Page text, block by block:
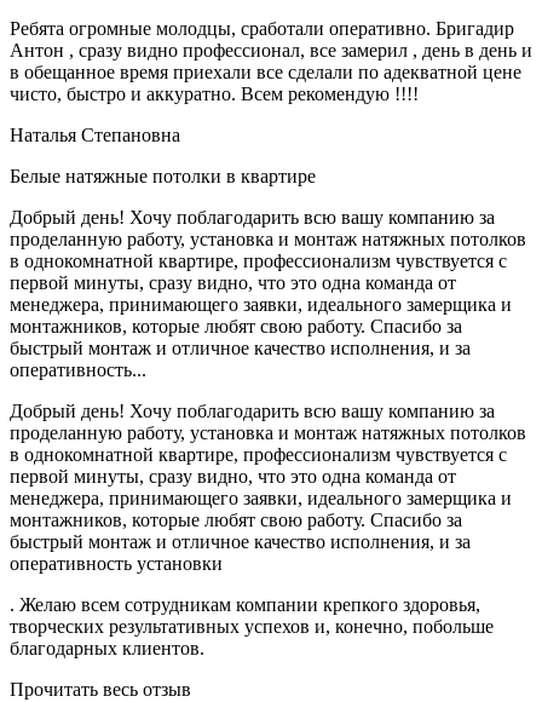
Ребята огромные молодцы, сработали оперативно. Бригадир
Антон , сразу видно профессионал, все замерил , день в день и
в обещанное время приехали все сделали по адекватной цене
чисто, быстро и аккуратно. Всем рекомендую !!!!
Наталья Степановна
Белые натяжные потолки в квартире
Добрый день! Хочу поблагодарить всю вашу компанию за
проделанную работу, установка и монтаж натяжных потолков
в однокомнатной квартире, профессионализм чувствуется с
первой минуты, сразу видно, что это одна команда от
менеджера, принимающего заявки, идеального замерщика и
монтажников, которые любят свою работу. Спасибо за
быстрый монтаж и отличное качество исполнения, и за
оперативность...
Добрый день! Хочу поблагодарить всю вашу компанию за
проделанную работу, установка и монтаж натяжных потолков
в однокомнатной квартире, профессионализм чувствуется с
первой минуты, сразу видно, что это одна команда от
менеджера, принимающего заявки, идеального замерщика и
монтажников, которые любят свою работу. Спасибо за
быстрый монтаж и отличное качество исполнения, и за
оперативность установки
. Желаю всем сотрудникам компании крепкого здоровья,
творческих результативных успехов и, конечно, побольше
благодарных клиентов.
Прочитать весь отзыв